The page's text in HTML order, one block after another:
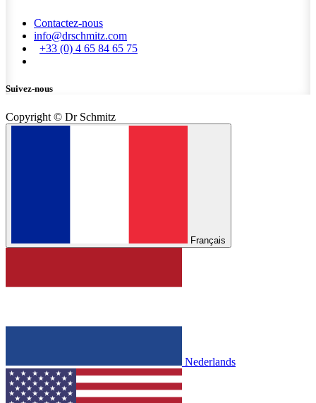
Contactez-nous
info@drschmitz.com
+33 (0) 4 65 84 65 75
Suivez-nous
Copyright © Dr Schmitz
Français
Nederlands